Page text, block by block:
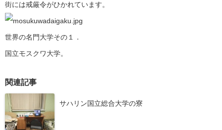
街には戒厳令がひかれています。
世界の名門大学その１．
国立モスクワ大学。
関連記事
サハリン国立総合大学の寮